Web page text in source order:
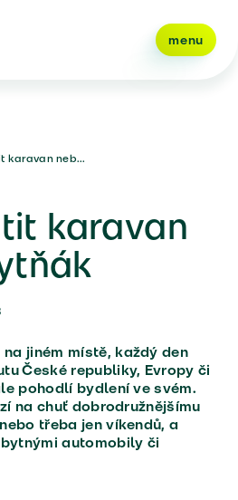
menu
karavan neb...
karavan
jiném místě, každý den
České republiky, Evropy či
pohodlí bydlení ve svém.
na chuť dobrodružnějšímu
třeba jen víkendů, a
automobily či